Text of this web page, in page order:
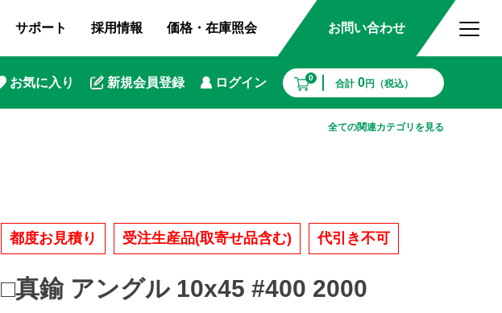
サポート 採用情報 価格・在庫照会 お問い合わせ
お気に入り 新規会員登録 ログイン 0 合計0円（税込）
全ての関連カテゴリを見る
都度お見積り 受注生産品(取寄せ品含む) 代引き不可
□真鍮 アングル 10x45 #400 2000